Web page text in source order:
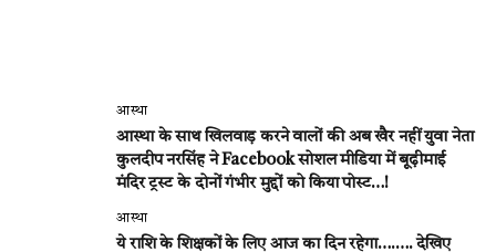
आस्था
आस्था के साथ खिलवाड़ करने वालों की अब खैर नहीं युवा नेता
कुलदीप नरसिंह ने Facebook सोशल मीडिया में बूढ़ीमाई
मंदिर ट्रस्ट के दोनों गंभीर मुद्दों को किया पोस्ट…!
आस्था
ये राशि के शिक्षकों के लिए आज का दिन रहेगा….…. देखिए